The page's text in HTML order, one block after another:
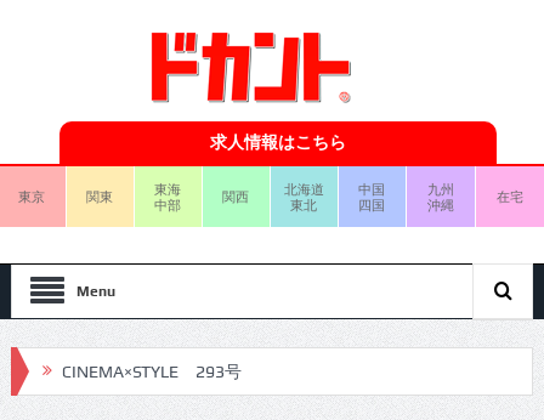
求人情報はこちら
東京 関東
東海
中部
関西
北海道
東北
中国
四国
九州
沖縄
在宅
Menu
CINEMA×STYLE 293号